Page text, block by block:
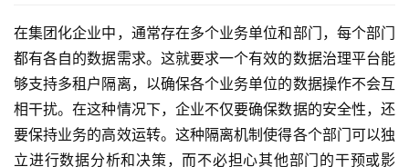
在集团化企业中，通常存在多个业务单位和部门，每个部门
都有各自的数据需求。这就要求一个有效的数据治理平台能
够支持多租户隔离，以确保各个业务单位的数据操作不会互
相干扰。在这种情况下，企业不仅要确保数据的安全性，还
要保持业务的高效运转。这种隔离机制使得各个部门可以独
立进行数据分析和决策，而不必担心其他部门的干预或影